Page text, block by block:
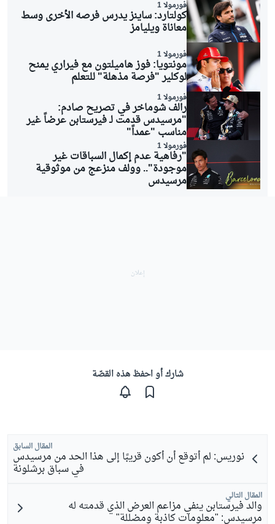
فورمولا 1
كولتارد: ساينز يدرس فرصه الأخرى وسط
معاناة ويليامز
فورمولا 1
مونتويا: فوز هاميلتون مع فيراري يمنح
لوكلير "فرصة مذهلة" للتعلم
فورمولا 1
رالف شوماخر في تصريح صادم:
"مرسيدس قدمت لـ فيرستابن عرضاً غير
مناسب "عمداً"
فورمولا 1
"رفاهية عدم إكمال السباقات غير
موجودة".. وولف منزعج من موثوقية
مرسيدس
شارك أو احفظ هذه القصّة
المقال السابق
نوريس: لم أتوقع أن أكون قريبًا إلى هذا الحد من مرسيدس
في سباق برشلونة
المقال التالي
والد فيرستابن ينفي مزاعم العرض الذي قدمته له
مرسيدس: "معلومات كاذبة ومضللة"